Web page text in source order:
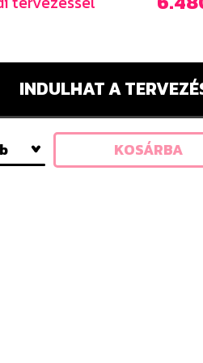
INDULHAT A
KOSÁRBA